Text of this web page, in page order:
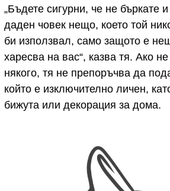
„Бъдете сигурни, че не бъркате
даден човек нещо, което той
би използвал, само защото е
харесва на вас“, казва тя. Ако
някого, тя не препоръчва да
който е изключително личен,
бижута или декорация за дома.